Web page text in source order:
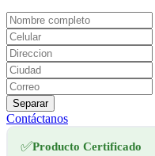
Separar
Contáctanos
✅Producto Certificado